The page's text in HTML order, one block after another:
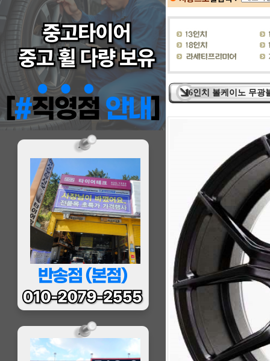
16인치 볼케이노 무광